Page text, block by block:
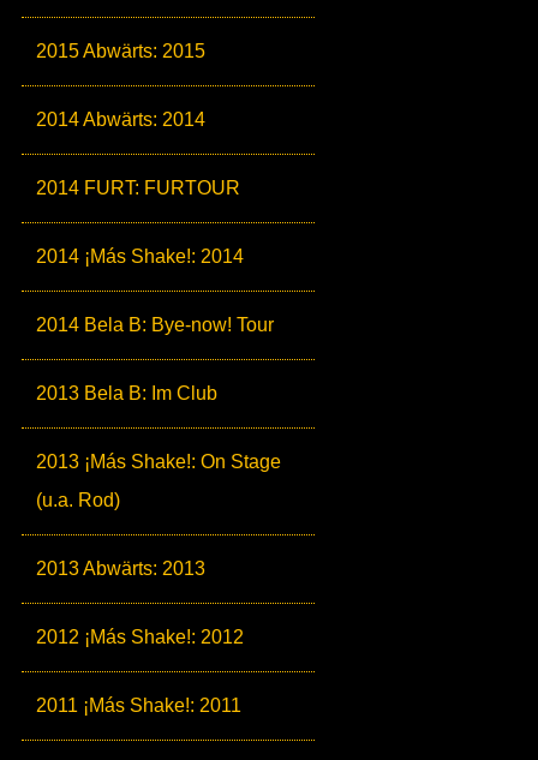
2015 Abwärts: 2015
2014 Abwärts: 2014
2014 FURT: FURTOUR
2014 ¡Más Shake!: 2014
2014 Bela B: Bye-now! Tour
2013 Bela B: Im Club
2013 ¡Más Shake!: On Stage
(u.a. Rod)
2013 Abwärts: 2013
2012 ¡Más Shake!: 2012
2011 ¡Más Shake!: 2011